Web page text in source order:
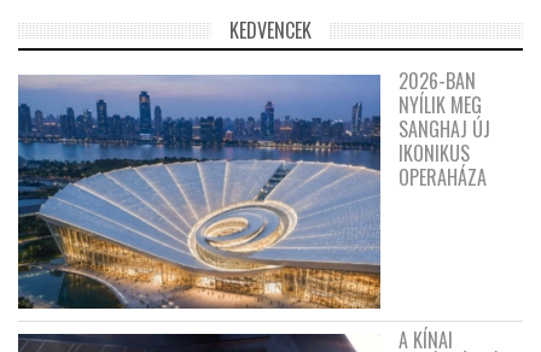
KEDVENCEK
2026-BAN
NYÍLIK MEG
SANGHAJ ÚJ
IKONIKUS
OPERAHÁZA
A KÍNAI